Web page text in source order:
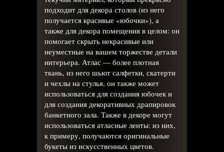
подходит для декора столов (из него
получается красивые «юбочки»), а
также для декора помещения в целом: он
помогает скрыть некрасивые или
неуместные на вашем торжестве детали
интерьера. Атлас — более плотная
ткань, из него шьют салфетки, скатерти
и чехлы на стулья, он также может
использоваться для создания юбочек и
для создания декоративных драпировок
банкетного зала. Также в декоре могут
использоваться атласные ленты: из них,
к примеру, получаются оригинальные
букеты из искусственных цветов.